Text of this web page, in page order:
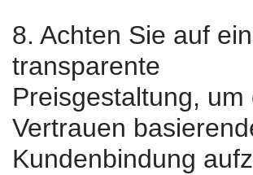
8. Achten Sie auf
transparente
Preisgestaltung, um
Vertrauen
Kundenbindung